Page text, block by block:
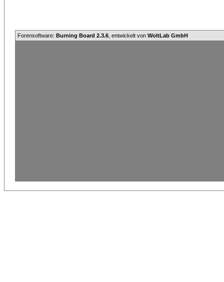
Forensoftware: Burning Board 2.3.6 , entwickelt von WoltLab GmbH